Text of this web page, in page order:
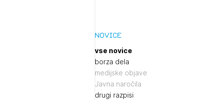
Novice
vse novice
borza dela
medijske objave
Javna naročila
drugi razpisi